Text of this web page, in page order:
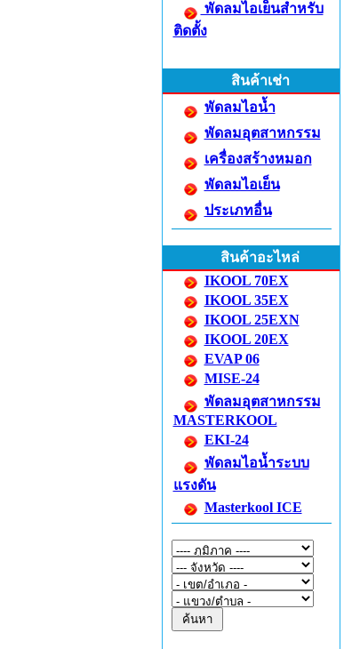
พัดลมไอเย็นสำหรับ
ติดตั้ง
สินค้าเช่า
พัดลมไอน้ำ
พัดลมอุตสาหกรรม
เครื่องสร้างหมอก
พัดลมไอเย็น
ประเภทอื่น
สินค้าอะไหล่
IKOOL 70EX
IKOOL 35EX
IKOOL 25EXN
IKOOL 20EX
EVAP 06
MISE-24
พัดลมอุตสาหกรรม
MASTERKOOL
EKI-24
พัดลมไอน้ำระบบ
แรงดัน
Masterkool ICE